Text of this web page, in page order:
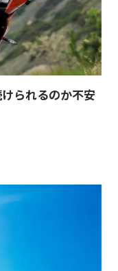
られるのか不安